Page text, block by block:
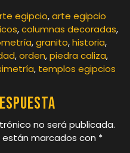
egipcio,arte egipcio
,columnas decoradas,
,granito,historia,
,orden,piedra caliza,
, templos egipcios
no será publicada.
marcados con *